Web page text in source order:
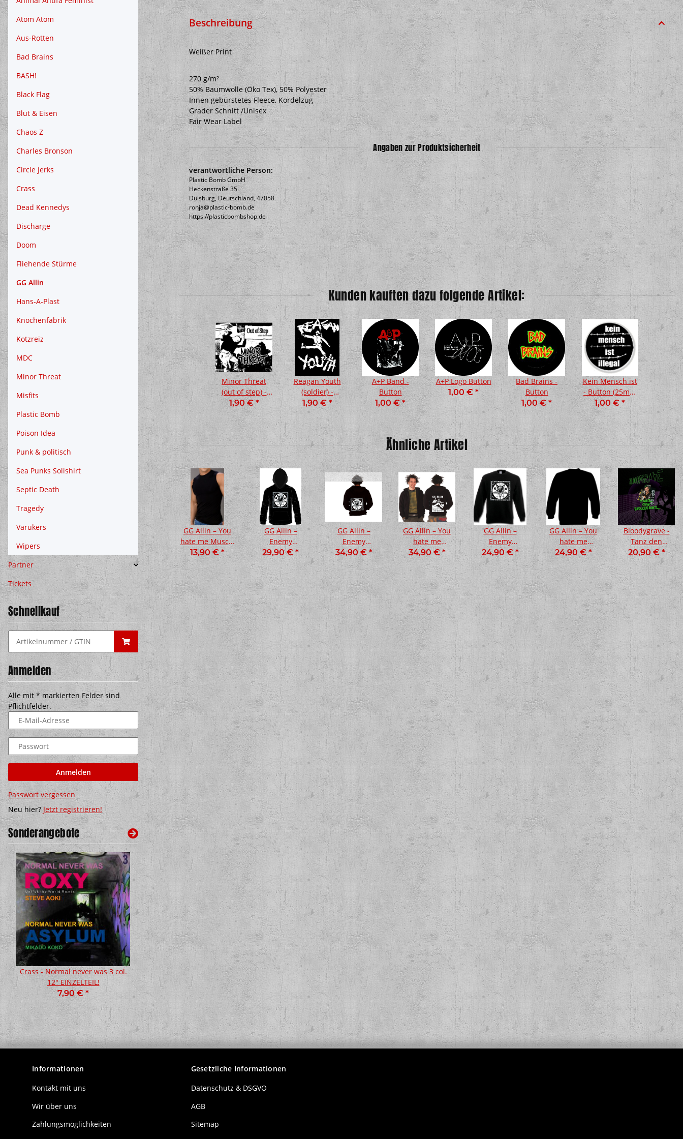
Beschreibung
Weißer Print
270 g/m²
50% Baumwolle (Öko Tex), 50% Polyester
Innen gebürstetes Fleece, Kordelzug
Grader Schnitt /Unisex
Fair Wear Label
Angaben zur Produktsicherheit
verantwortliche Person:
Plastic Bomb GmbH
Heckenstraße 35
Duisburg, Deutschland, 47058
ronja@plastic-bomb.de
https://plasticbombshop.de
Kunden kauften dazu folgende Artikel:
Minor Threat
(out of step) -
Aufnäher
1,90 € *
Reagan Youth
(soldier) -
Aufnäher
1,90 € *
A+P Band -
Button
1,00 €*
A+P Logo Button
1,00 € *
Bad Brains -
Button
1,00 € *
Kein Mensch ist
- Button (25mm
Durchmesser)
1,00 € *
Ähnliche Artikel
GG Allin – You
schwarz
GG Allin –
Enemy T-Shirt,
schwarz
16,90 € *
GG Allin – You
hate me Muscle
Shirt, schwarz
13,90 €*
GG Allin –
Enemy
Kapuzenpullover,
schwarz
29,90 € *
GG Allin –
Enemy
Kapuzen-Zipper,
schwarz
34,90 € *
GG Allin – You
hate me
Kapuzen-Zipper,
schwarz
34,90 € *
GG Allin –
Enemy
Sweatshirt,
schwarz
24,90 € *
GG Allin – You
hate me
Sweatshirt,
schwarz
24,90 €*
Bloodygrave -
Tanz den
Firlefanz Lp
20,90 € *
Atom Atom
Aus-Rotten
Bad Brains
BASH!
Black Flag
Blut & Eisen
Chaos Z
Charles Bronson
Circle Jerks
Crass
Dead Kennedys
Discharge
Doom
Fliehende Stürme
GG Allin
Hans-A-Plast
Knochenfabrik
Kotzreiz
MDC
Minor Threat
Misfits
Plastic Bomb
Poison Idea
Punk & politisch
Sea Punks Solishirt
Septic Death
Tragedy
Varukers
Wipers
Partner
Tickets
Schnellkauf
Anmelden
Alle mit * markierten Felder sind
Pflichtfelder.
E-Mail-Adresse
Passwort
Anmelden
Passwort vergessen
Neu hier? Jetzt registrieren!
Sonderangebote
Crass - Normal never was 3 col.
12" EINZELTEIL!
7,90 € *
Fucking Angry - Still Fucking
Angry col. Lp
19,90 €
Crass - Normal never was 3 col.
12" EINZELTEIL!
7,90 €
Fucking Angry - Still Fucking
Angry col. Lp
19,90 €
Informationen
Kontakt mit uns
Wir über uns
Zahlungsmöglichkeiten
Gesetzliche Informationen
Datenschutz & DSGVO
AGB
Sitemap